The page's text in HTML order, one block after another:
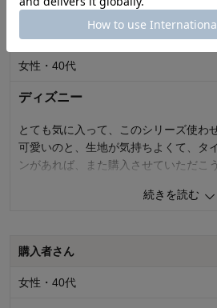
購入商品： アナと雪の
お気に入りポイント： デザイン、
サイズ： ちょうどよ
うらちゃんさん
女性・40代
ディズニー
とても気に入って、このシリーズ使わ
可愛いのと、生地が気持ちよくて、タ
ンがあれば、また購入させていただこ
人が参考になりま
着心地･はき心地
続きを読む
購入者さん
女性・40代